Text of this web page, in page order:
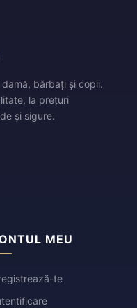
bărbați și copii.
la prețuri
și sigure.
MEU
te